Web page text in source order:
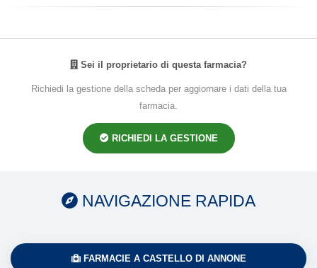
Sei il proprietario di questa farmacia?
Richiedi la gestione della scheda per aggiornare i dati della tua
farmacia.
RICHIEDI LA GESTIONE
NAVIGAZIONE RAPIDA
FARMACIE A CASTELLO DI ANNONE